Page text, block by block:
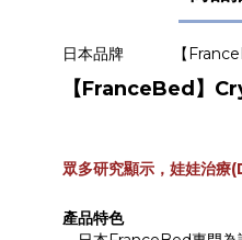
日本品牌 【
【FranceBed】
眾多研究顯示，娃娃治療
產品特色